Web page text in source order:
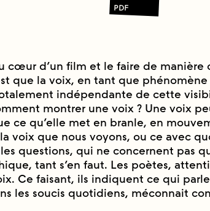
PDF
cœur d’un film et le faire de
que la voix, en tant que
indépendante de cette
montrer une voix ? Une voix
ce qu’elle met en branle, en
voix que nous voyons, ou ce avec
questions, qui ne concernent pas
tant s’en faut. Les poètes,
Ce faisant, ils indiquent ce qui
les soucis quotidiens, méconnait